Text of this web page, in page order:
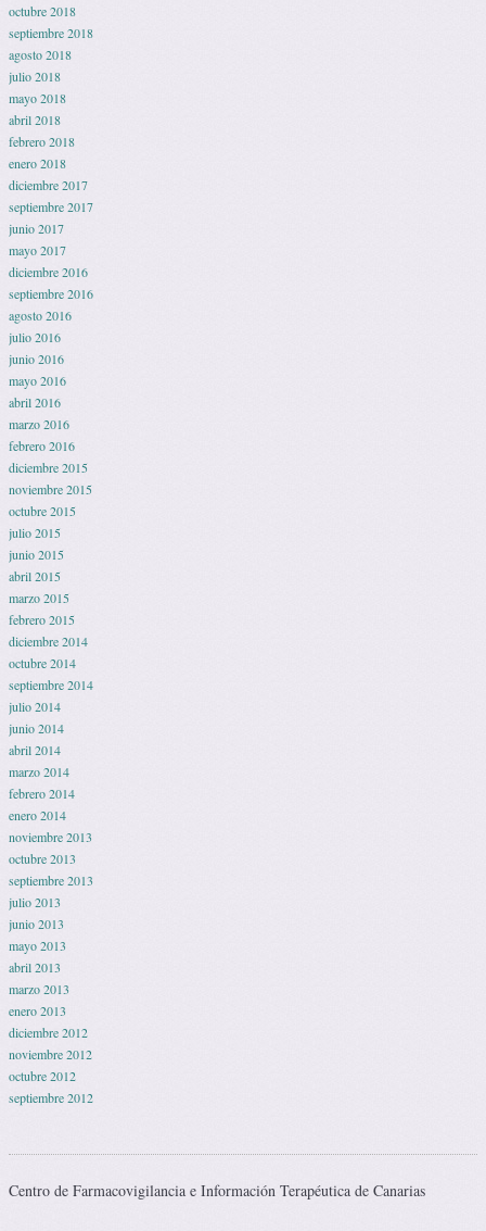
octubre 2018
septiembre 2018
agosto 2018
julio 2018
mayo 2018
abril 2018
febrero 2018
enero 2018
diciembre 2017
septiembre 2017
junio 2017
mayo 2017
diciembre 2016
septiembre 2016
agosto 2016
julio 2016
junio 2016
mayo 2016
abril 2016
marzo 2016
febrero 2016
diciembre 2015
noviembre 2015
octubre 2015
julio 2015
junio 2015
abril 2015
marzo 2015
febrero 2015
diciembre 2014
octubre 2014
septiembre 2014
julio 2014
junio 2014
abril 2014
marzo 2014
febrero 2014
enero 2014
noviembre 2013
octubre 2013
septiembre 2013
julio 2013
junio 2013
mayo 2013
abril 2013
marzo 2013
enero 2013
diciembre 2012
noviembre 2012
octubre 2012
septiembre 2012
Centro de Farmacovigilancia e Información Terapéutica de Canarias